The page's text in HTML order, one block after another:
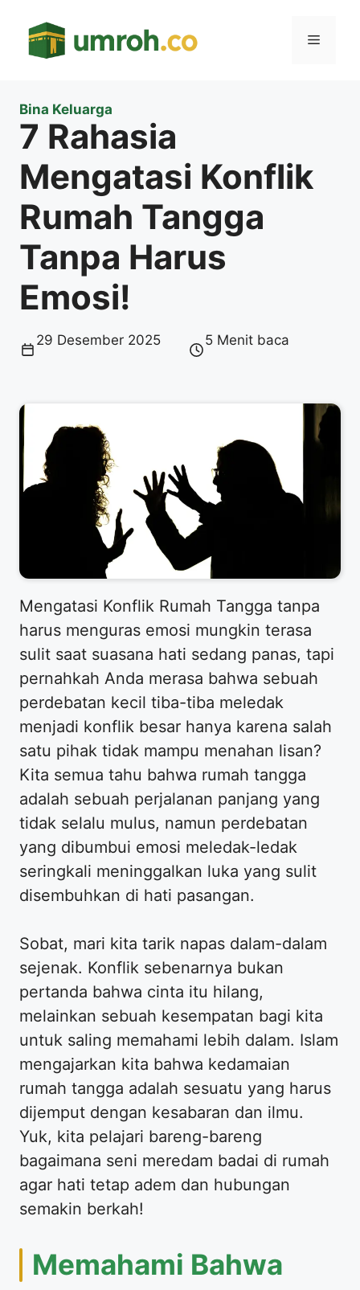
Menu
Bina Keluarga
7 Rahasia
Mengatasi Konflik
Rumah Tangga
Tanpa Harus
Emosi!
29 Desember 2025 5 Menit baca
Mengatasi Konflik Rumah Tangga tanpa
harus menguras emosi mungkin terasa
sulit saat suasana hati sedang panas, tapi
pernahkah Anda merasa bahwa sebuah
perdebatan kecil tiba-tiba meledak
menjadi konflik besar hanya karena salah
satu pihak tidak mampu menahan lisan?
Kita semua tahu bahwa rumah tangga
adalah sebuah perjalanan panjang yang
tidak selalu mulus, namun perdebatan
yang dibumbui emosi meledak-ledak
seringkali meninggalkan luka yang sulit
disembuhkan di hati pasangan.
Sobat, mari kita tarik napas dalam-dalam
sejenak. Konflik sebenarnya bukan
pertanda bahwa cinta itu hilang,
melainkan sebuah kesempatan bagi kita
untuk saling memahami lebih dalam. Islam
mengajarkan kita bahwa kedamaian
rumah tangga adalah sesuatu yang harus
dijemput dengan kesabaran dan ilmu.
Yuk, kita pelajari bareng-bareng
bagaimana seni meredam badai di rumah
agar hati tetap adem dan hubungan
semakin berkah!
Memahami Bahwa